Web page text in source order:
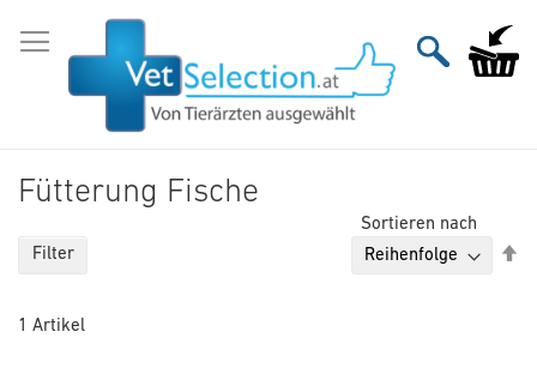
Inhalt
springen
Mein
Fütterung Fische
1 Artikel
Sortieren nach
Filter